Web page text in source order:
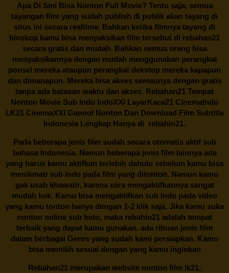
Apa Di Sini Bisa Nonton Full Movie? Tentu saja, semua
tayangan film yang sudah publish di publik akan tayang di
situs ini secara realtime. Bahkan ketika filmnya tayang di
bioskop kamu bisa menyaksikan film tersebut di rebahan21
secara gratis dan mudah. Bahkan semua orang bisa
menyaksikannya dengan mudah menggunakan perangkat
ponsel mereka ataupun perangkat dekstop mereka kapapun
dan dimanapun. Mereka bisa akses semaunya dengan gratis
tanpa ada batasan waktu dan akses. Rebahan21 Tempat
Nonton Movie Sub Indo IndoXXI LayarKaca21 CinemaIndo
LK21 CinemaXXI Ganool Nonton Dan Download Film Subtitle
Indonesia Lengkap Hanya di rebahin21.
Pada beberapa jenis film sudah secara otomatis aktif sub
bahasa Indonesia. Namun beberapa jenis film lainnya ada
yang harus kamu aktifkan terlebih dahulu sebelum kamu bisa
menikmati sub Indo pada film yang ditonton. Namun kamu
gak usah khawatir, karena cara mengaktifkannya sangat
mudah kok. Kamu bisa mengaktifkan sub Indo pada video
yang kamu tonton hanya dengan 1-2 klik saja. Jika kamu suka
nonton online sub Indo, maka rebahin21 adalah tempat
terbaik yang dapat kamu gunakan. ada ribuan jenis film
dalam berbagai Genre yang sudah kami persiapkan. Kamu
bisa memilih sesuai dengan yang kamu inginkan
Rebahan21 merupakan website nonton film lk21,